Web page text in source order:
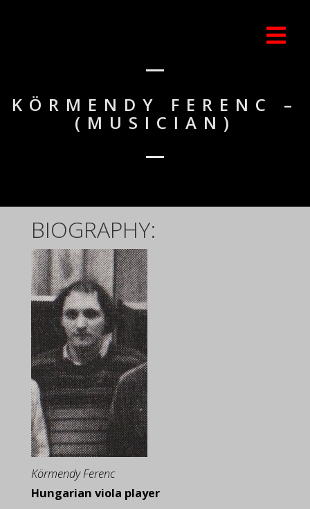
KÖRMENDY FERENC –
(MUSICIAN)
BIOGRAPHY:
Körmendy Ferenc
Hungarian viola player